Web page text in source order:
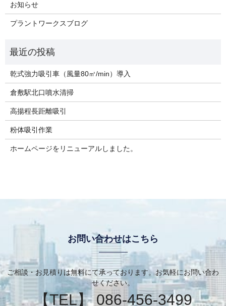
お知らせ
プラントワークスブログ
乾式強力吸引車（風量80㎥/min）導入
倉敷駅北口噴水清掃
高揚程長距離吸引
粉体吸引作業
ホームページをリニューアルしました。
お問い合わせはこちら
ご相談・お見積りは無料にて承っております。お気軽にお問い合わ
せください。
【TEL】 086-456-3499